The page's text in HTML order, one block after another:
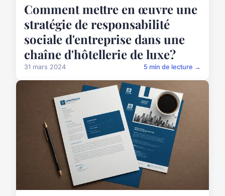
Comment mettre en œuvre une
stratégie de responsabilité
sociale d'entreprise dans une
chaîne d'hôtellerie de luxe?
31 mars 2024 5 min de lecture →